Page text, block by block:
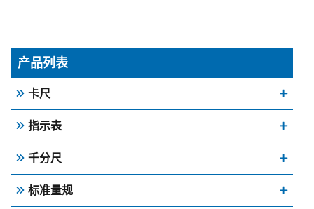
产品列表
卡尺
指示表
千分尺
标准量规